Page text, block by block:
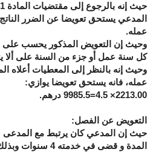
المدعي يستحق تعويضا عن الضرر
عمله.
وحيث إن التعويض المذكور يحسب
كل سنة عمل أو جزء من السنة على ألا
وحيث إنه بالنظر إلى المعطيات أعلاه
عمله، فانه يستحق تعويضا يوازي:
2213.00×
4.5
=
9985.5 درهم.
التعويض عن الفصل:
حيث إن المدعي كان يرتبط مع المدعى
المدة و قضى في